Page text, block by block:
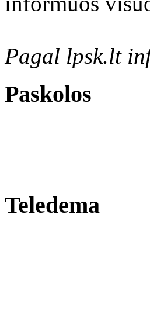
Pagal lpsk.lt
Paskolos
Teledema